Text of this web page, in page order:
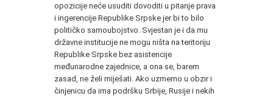
opozicije neće usuditi dovoditi u pitanje prava
i ingerencije Republike Srpske jer bi to bilo
političko samoubojstvo. Svjestan je i da mu
državne institucije ne mogu ništa na teritoriju
Republike Srpske bez asistencije
međunarodne zajednice, a ona se, barem
zasad, ne želi miješati. Ako uzmemo u obzir i
činjenicu da ima podršku Srbije, Rusije i nekih